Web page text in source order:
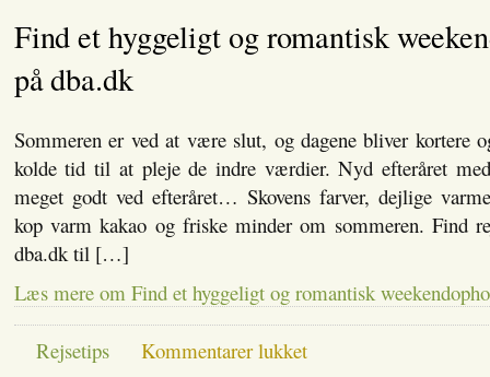
storbyferie
til
Find et hyggeligt og romantisk
på dba.dk
Sommeren er ved at være slut, og dagene bliver kortere
kolde tid til at pleje de indre værdier. Nyd efteråret
meget godt ved efteråret… Skovens farver, dejlige
kop varm kakao og friske minder om sommeren. Find
dba.dk til […]
Læs mere om Find et hyggeligt og romantisk
Rejsetips Kommentarer lukkettil
Find